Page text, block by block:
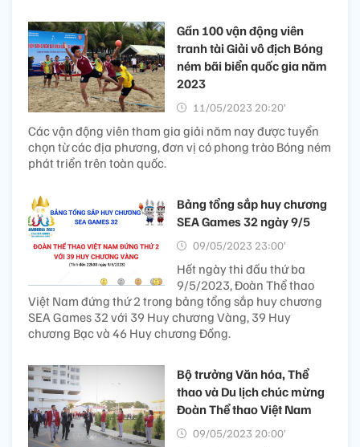
Gần 100 vận động viên
tranh tài Giải vô địch Bóng
ném bãi biển quốc gia năm
2023
11/05/2023 20:20’
Các vận động viên tham gia giải năm nay được tuyển
chọn từ các địa phương, đơn vị có phong trào Bóng ném
phát triển trên toàn quốc.
Bảng tổng sắp huy chương
SEA Games 32 ngày 9/5
09/05/2023 23:00’
Hết ngày thi đấu thứ ba
9/5/2023, Đoàn Thể thao
Việt Nam đứng thứ 2 trong bảng tổng sắp huy chương
SEA Games 32 với 39 Huy chương Vàng, 39 Huy
chương Bạc và 46 Huy chương Đồng.
Bộ trưởng Văn hóa, Thể
thao và Du lịch chúc mừng
Đoàn Thể thao Việt Nam
09/05/2023 20:00’